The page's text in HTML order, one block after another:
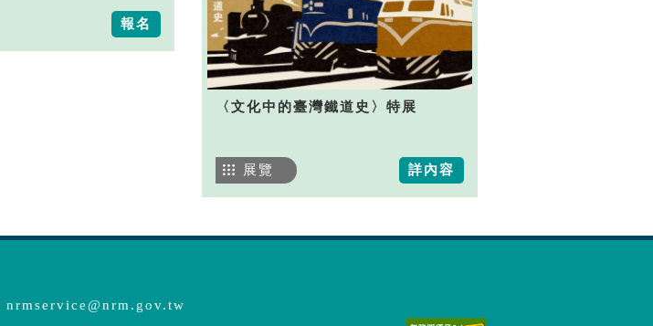
報名
〈文化中的臺灣鐵道史〉特展
詳內容
展覽
nrmservice@nrm.gov.tw